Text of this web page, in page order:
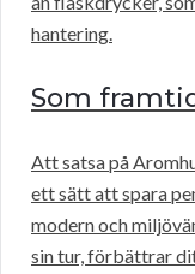
hantering.
Som
Att satsa på
ett sätt att spara
modern och
sin tur, förbättrar